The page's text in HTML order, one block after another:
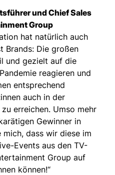
und Chief Sales
Group
hat natürlich auch
Brands: Die großen
und gezielt auf die
reagieren und
entsprechend
auch in der
erreichen. Umso mehr
Gewinner in
dass wir diese im
Events aus den TV-
Group auf
können!“